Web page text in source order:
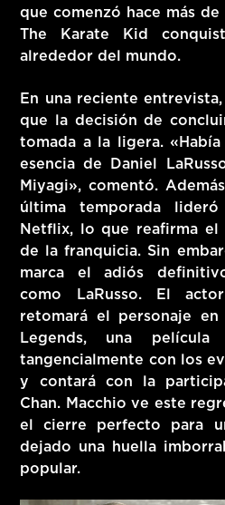
que comenzó hace más
The Karate Kid
alrededor del mundo.
En una reciente
que la decisión de
tomada a la ligera.
esencia de Daniel
Miyagi», comentó.
última temporada
Netflix, lo que reafirma el
de la franquicia. Sin
marca el adiós
como LaRusso. El
retomará el personaje en
Legends, una película
tangencialmente con los
y contará con la
Chan. Macchio ve este
el cierre perfecto para
dejado una huella
popular.